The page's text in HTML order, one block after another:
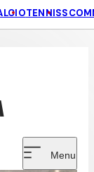
TENNIS
Menu